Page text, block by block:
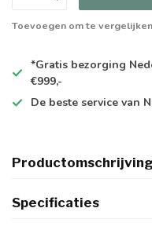
Toevoegen om te vergelijken
*Gratis bezorging
€999,-
De beste service van
Productomschrijving
Specificaties